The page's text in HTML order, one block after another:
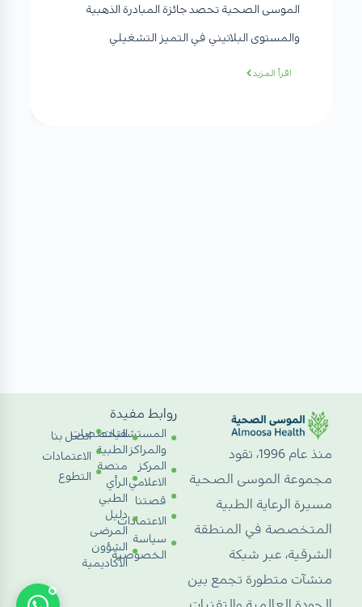
الموسى الصحية تحصد جائزة المبادرة الذهبية
والمستوى البلاتيني في التميز التشغيلي
اقرأ المزيد
منذ عام 1996، تقود
مجموعة الموسى الصحية
مسيرة الرعاية الطبية
المتخصصة في المنطقة
الشرقية، عبر شبكة
منشآت متطورة تجمع بين
روابط مفيدة
المستشفيات
والمراكز
المركز
الاعلامي
قصتنا
الاعتمادات
سياسة
الخصوصية
التخصصات
الطبية
منصة
الرأي
الطبي
دليل
المرضى
الشؤون
الأكاديمية
اتصل بنا
الاعتمادات
التطوع